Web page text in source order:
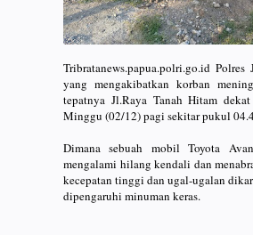
Tribratanews.papua.polri.go.id
yang mengakibatkan korban
tepatnya Jl.Raya Tanah Hitam
Minggu (02/12) pagi sekitar pukul
Dimana sebuah mobil Toyota
mengalami hilang kendali dan
kecepatan tinggi dan ugal-ugalan
dipengaruhi minuman keras.